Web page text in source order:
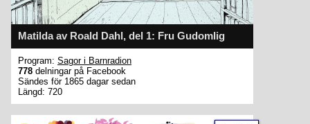
Matilda av Roald Dahl, del 1: Fru Gudomlig
Program: Sagor i Barnradion
778 delningar på Facebook
Sändes för 1865 dagar sedan
Längd: 720